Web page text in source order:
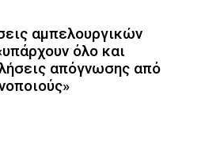
αμπελουργικών
όλο και
απόγνωσης από